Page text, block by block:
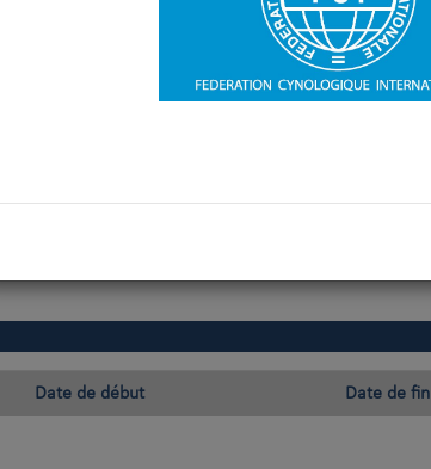
Date de début Date de fin